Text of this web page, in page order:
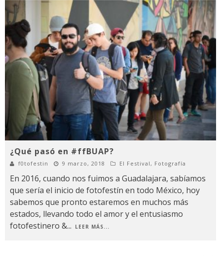
¿Qué pasó en #ffBUAP?
f0tofestin 9 marzo, 2018 El Festival , Fotografía
En 2016, cuando nos fuimos a Guadalajara, sabíamos
que sería el inicio de fotofestín en todo México, hoy
sabemos que pronto estaremos en muchos más
estados, llevando todo el amor y el entusiasmo
fotofestinero &... LEER MÁS...